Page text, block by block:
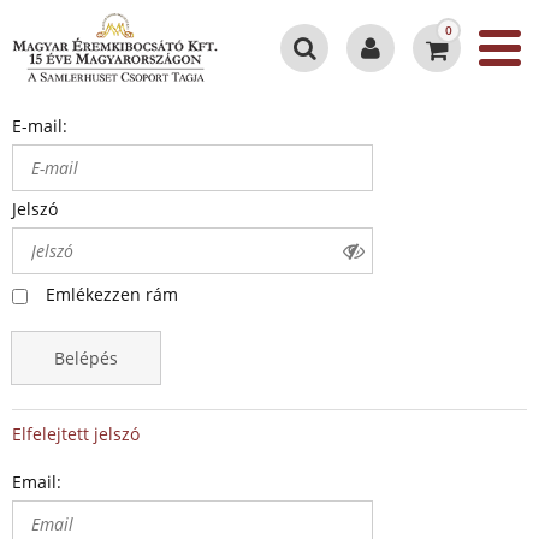
0
E-mail:
Jelszó
Emlékezzen rám
Belépés
Elfelejtett jelszó
Email: